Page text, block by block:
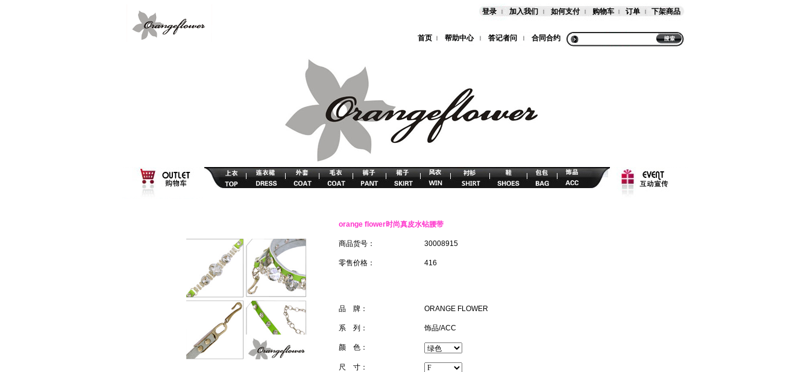
登录 加入我们 如何支付 购物车 订单 下架商品
首页 帮助中心 答记者问 合同合约
orange flower时尚真皮水钻腰带
商品货号： 30008915
零售价格： 416
品 牌： ORANGE FLOWER
系 列： 饰品/ACC
颜 色：
尺 寸：